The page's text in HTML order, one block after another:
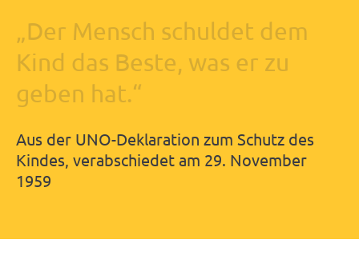
„Der Mensch schuldet dem
Kind das Beste, was er zu
geben hat.“
Aus der UNO-Deklaration zum Schutz des
Kindes, verabschiedet am 29. November
1959